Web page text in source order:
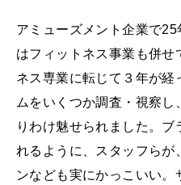
アミューズメント企業で
はフィットネス事業も併せ
ネス専業に転じて３年が経
ムをいくつか調査・視察
りわけ魅せられました。ブ
れるように、スタッフらが
ンなども実にかっこいい